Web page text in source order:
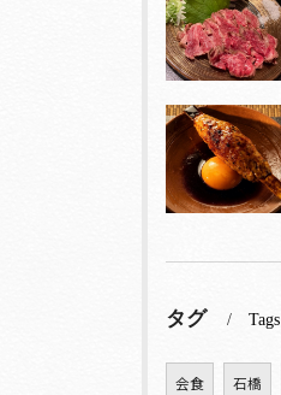
タグ Tags
会食 石橋